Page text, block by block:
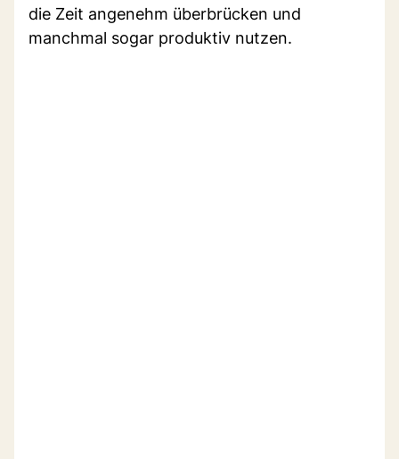
die Zeit angenehm überbrücken und
manchmal sogar produktiv nutzen.